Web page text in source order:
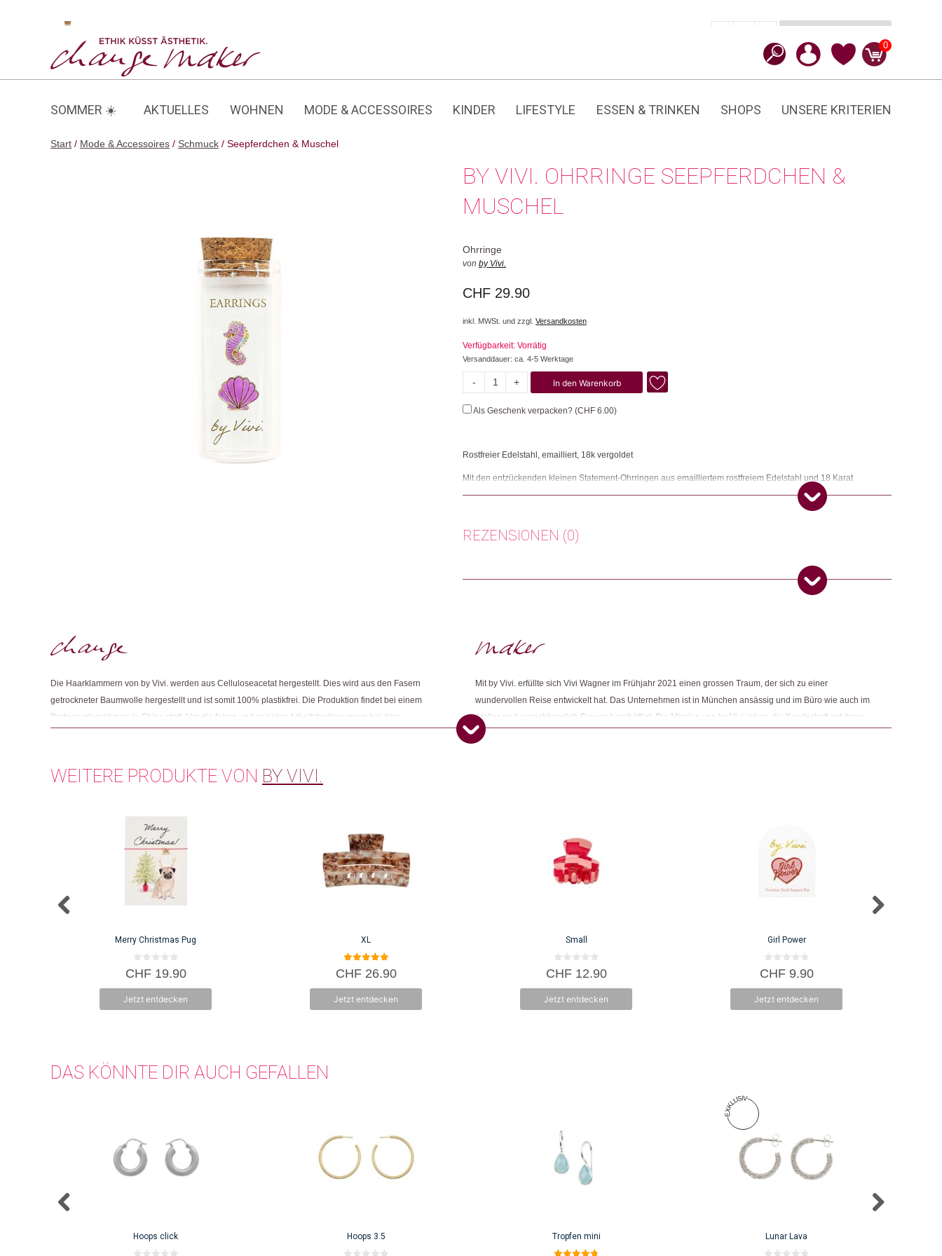
0
SOMMER ☀️ AKTUELLES WOHNEN MODE & ACCESSOIRES KINDER LIFESTYLE ESSEN & TRINKEN SHOPS UNSERE KRITERIEN
Start / Mode & Accessoires / Schmuck / Seepferdchen & Muschel
BY VIVI. OHRRINGE SEEPFERDCHEN &
MUSCHEL
Ohrringe
von by Vivi.
CHF 29.90
inkl. MWSt. und zzgl. Versandkosten
Verfügbarkeit: Vorrätig
Versanddauer: ca. 4-5 Werktage
-
Seepferdchen
&
Muschel
+ In den Warenkorb
Als Geschenk verpacken? (CHF 6.00)
Rostfreier Edelstahl, emailliert, 18k vergoldet
Mit den entzückenden kleinen Statement-Ohrringen aus emailliertem rostfreiem Edelstahl und 18 Karat
Vergoldung kannst du dein persönliches Statement setzen. Und das Beste: Sie kommen in einem
wiederverwendbaren, entzückenden kleinen Glas mit Korkdeckel, das sich auch wunderbar verschenken lässt.
Produktion: China
REZENSIONEN (0)
Die Haarklammern von by Vivi. werden aus Celluloseacetat hergestellt. Dies wird aus den Fasern
getrockneter Baumwolle hergestellt und ist somit 100% plastikfrei. Die Produktion findet bei einem
Partnerunternehmen in China statt. Um die fairen und sozialen Arbeitsbedingungen bei dem
Accesoires, wie Schlüsselanhänger und Armband-Karten.
Mit by Vivi. erfüllte sich Vivi Wagner im Frühjahr 2021 einen grossen Traum, der sich zu einer
wundervollen Reise entwickelt hat. Das Unternehmen ist in München ansässig und im Büro wie auch im
Atelier sind ausschliesslich Frauen beschäftigt. Die Mission von by Vivi. ist es, die Kundschaft mit ihren
Produkten ein Sückchen glücklicher zu machen. Dabei soll die Umwelt jedoch nicht ausser Acht
WEITERE PRODUKTE VON BY VIVI.
Merry Christmas Pug
0
v
5
CHF19.90
Jetzt entdecken
XL
5.00
von 5
CHF26.90
Jetzt entdecken
Small
0
v
5
CHF12.90
Jetzt entdecken
Girl Power
0
v
5
CHF9.90
Jetzt entdecken
DAS KÖNNTE DIR AUCH GEFALLEN
Hoops click Hoops 3.5 Tropfen mini Lunar Lava